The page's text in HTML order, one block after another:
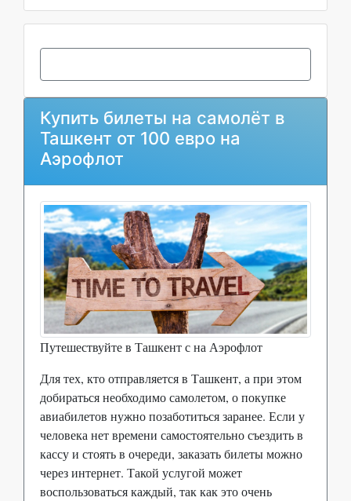
Купить билеты на самолёт в
Ташкент от 100 евро на
Аэрофлот
Путешествуйте в Ташкент с на Аэрофлот
Для тех, кто отправляется в Ташкент, а при этом
добираться необходимо самолетом, о покупке
авиабилетов нужно позаботиться заранее. Если у
человека нет времени самостоятельно съездить в
кассу и стоять в очереди, заказать билеты можно
через интернет. Такой услугой может
воспользоваться каждый, так как это очень